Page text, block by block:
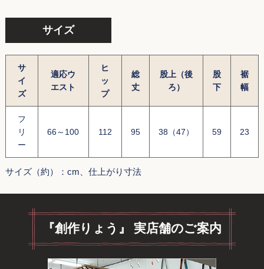
サイズ
サ
イ
ズ
適応ウ
エスト
ヒ
ッ
プ
総
丈
股上（後
ろ）
股
下
裾
幅
フ
リ
ー
66～100 112 95 38（47） 59 23
サイズ（約）：cm、仕上がり寸法
『創作りょう』 実店舗のご案内